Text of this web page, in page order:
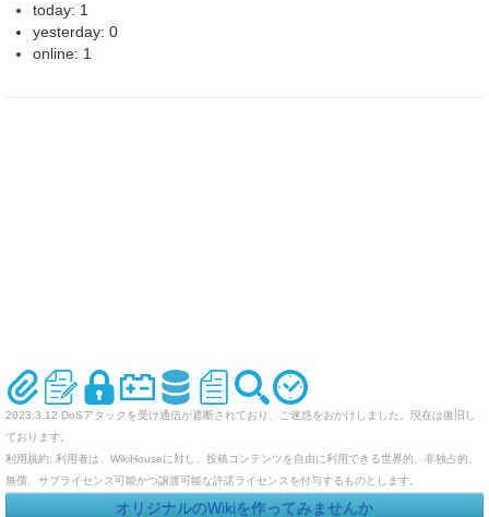
today: 1
yesterday: 0
online: 1
2023.3.12 DoSアタックを受け通信が遮断されており、ご迷惑をおかけしました。現在は復旧し
ております。
利用規約: 利用者は、WikiHouseに対し、投稿コンテンツを自由に利用できる世界的、非独占的、
無償、サブライセンス可能かつ譲渡可能な許諾ライセンスを付与するものとします。
オリジナルのWikiを作ってみませんか